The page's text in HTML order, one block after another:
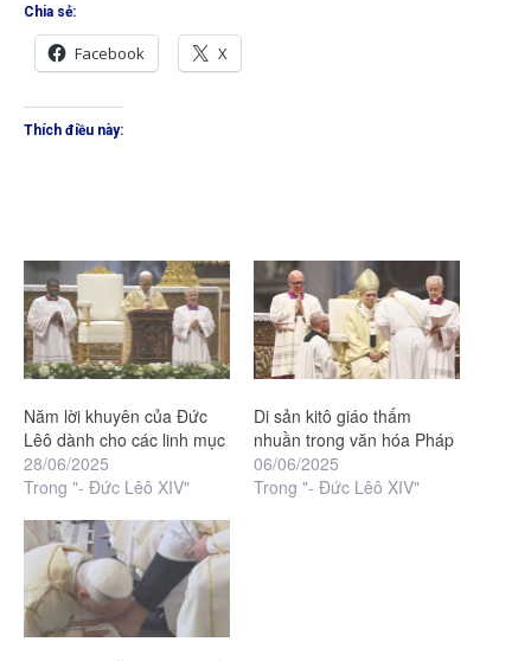
Chia sẻ:
Facebook X
Thích điều này:
Năm lời khuyên của Đức
Lêô dành cho các linh mục
28/06/2025
Trong "- Đức Lêô XIV"
Di sản kitô giáo thấm
nhuần trong văn hóa Pháp
06/06/2025
Trong "- Đức Lêô XIV"